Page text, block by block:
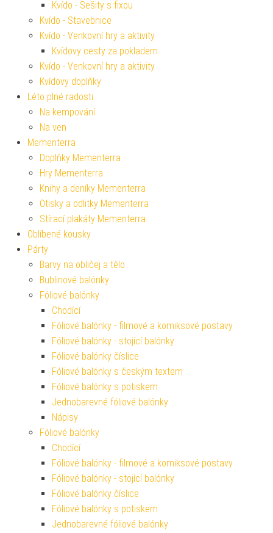
Kvído - Sešity s fixou
Kvído - Stavebnice
Kvído - Venkovní hry a aktivity
Kvídovy cesty za pokladem
Kvído - Venkovní hry a aktivity
Kvídovy doplňky
Léto plné radosti
Na kempování
Na ven
Mementerra
Doplňky Mementerra
Hry Mementerra
Knihy a deníky Mementerra
Otisky a odlitky Mementerra
Stírací plakáty Mementerra
Oblíbené kousky
Párty
Barvy na obličej a tělo
Bublinové balónky
Fóliové balónky
Chodící
Fóliové balónky - filmové a komiksové postavy
Fóliové balónky - stojící balónky
Fóliové balónky číslice
Fóliové balónky s českým textem
Fóliové balónky s potiskem
Jednobarevné fóliové balónky
Nápisy
Fóliové balónky
Chodící
Fóliové balónky - filmové a komiksové postavy
Fóliové balónky - stojící balónky
Fóliové balónky číslice
Fóliové balónky s potiskem
Jednobarevné fóliové balónky